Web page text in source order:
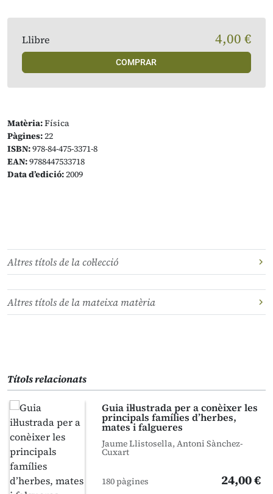
Matèria:Física
Pàgines:22
ISBN:978-84-475-3371-8
EAN:9788447533718
Data d’edició:2009
Llibre 4,00 €
COMPRAR
Altres títols de la col·lecció
Altres títols de la mateixa matèria
Títols relacionats
Guia il·lustrada per a conèixer les
principals famílies d’herbes,
mates i falgueres
Jaume Llistosella, Antoni Sànchez-
Cuxart
180 pàgines 24,00 €